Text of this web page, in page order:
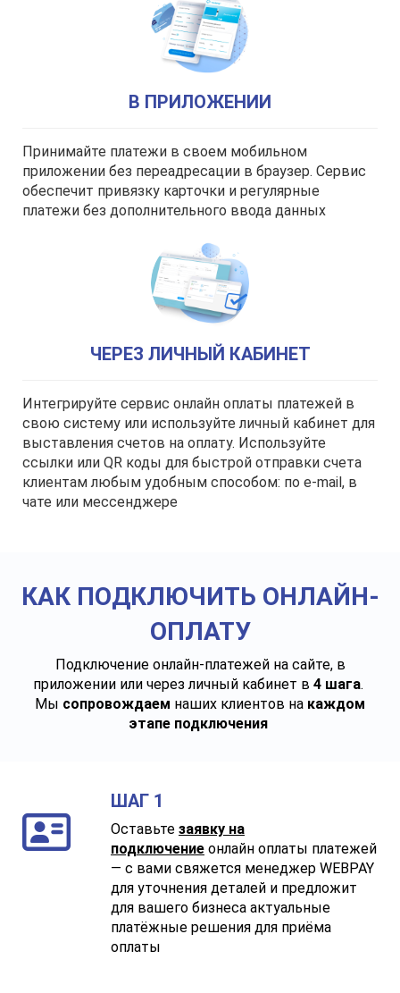
В ПРИЛОЖЕНИИ
Принимайте платежи в своем мобильном
приложении без переадресации в браузер. Сервис
обеспечит привязку карточки и регулярные
платежи без дополнительного ввода данных
ЧЕРЕЗ ЛИЧНЫЙ КАБИНЕТ
Интегрируйте сервис онлайн оплаты платежей в
свою систему или используйте личный кабинет для
выставления счетов на оплату. Используйте
ссылки или QR коды для быстрой отправки счета
клиентам любым удобным способом: по e-mail, в
чате или мессенджере
КАК ПОДКЛЮЧИТЬ ОНЛАЙН-
ОПЛАТУ
Подключение онлайн-платежей на сайте, в
приложении или через личный кабинет в 4 шага.
Мы сопровождаем наших клиентов на каждом
этапе подключения
ШАГ 1
Оставьте заявку на
подключениеонлайн оплаты платежей
— с вами свяжется менеджер WEBPAY
для уточнения деталей и предложит
для вашего бизнеса актуальные
платёжные решения для приёма
оплаты